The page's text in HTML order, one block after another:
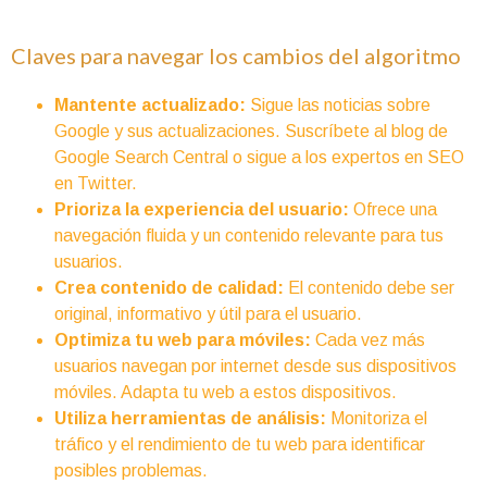
Claves para navegar los cambios del algoritmo
Mantente actualizado: Sigue las noticias sobre
Google y sus actualizaciones. Suscríbete al blog de
Google Search Central o sigue a los expertos en SEO
en Twitter.
Prioriza la experiencia del usuario: Ofrece una
navegación fluida y un contenido relevante para tus
usuarios.
Crea contenido de calidad: El contenido debe ser
original, informativo y útil para el usuario.
Optimiza tu web para móviles: Cada vez más
usuarios navegan por internet desde sus dispositivos
móviles. Adapta tu web a estos dispositivos.
Utiliza herramientas de análisis: Monitoriza el
tráfico y el rendimiento de tu web para identificar
posibles problemas.